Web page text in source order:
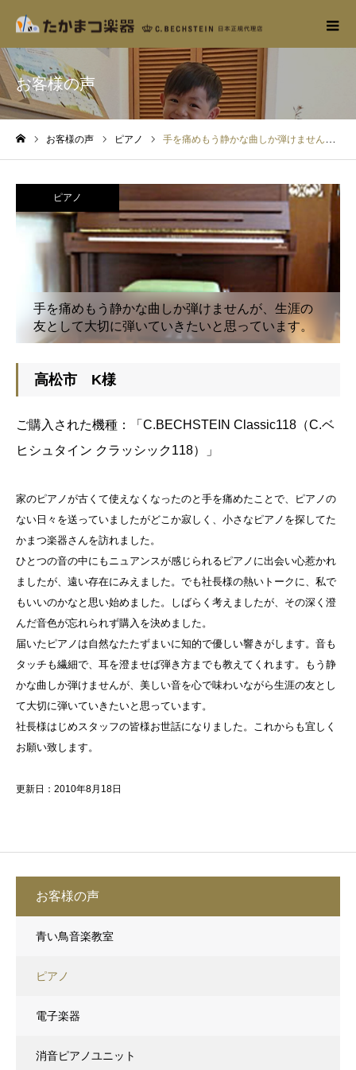
お客様の声
お客様の声 ピアノ 手を痛めもう静かな曲しか弾けませんが、生涯の友として大切に弾いていきたいと思っています。
ピアノ
手を痛めもう静かな曲しか弾けませんが、生涯の
友として大切に弾いていきたいと思っています。
高松市 K様
ご購入された機種：
「C.BECHSTEIN Classic118（C.ベ
ヒシュタイン クラッシック118）」
家のピアノが古くて使えなくなったのと手を痛めたことで、ピアノの
ない日々を送っていましたがどこか寂しく、小さなピアノを探してた
かまつ楽器さんを訪れました。
ひとつの音の中にもニュアンスが感じられるピアノに出会い心惹かれ
ましたが、遠い存在にみえました。でも社長様の熱いトークに、私で
もいいのかなと思い始めました。しばらく考えましたが、その深く澄
んだ音色が忘れられず購入を決めました。
届いたピアノは自然なたたずまいに知的で優しい響きがします。音も
タッチも繊細で、耳を澄ませば弾き方までも教えてくれます。もう静
かな曲しか弾けませんが、美しい音を心で味わいながら生涯の友とし
て大切に弾いていきたいと思っています。
社長様はじめスタッフの皆様お世話になりました。これからも宜しく
お願い致します。
更新日：2010年8月18日
お客様の声
青い鳥音楽教室
ピアノ
電子楽器
消音ピアノユニット